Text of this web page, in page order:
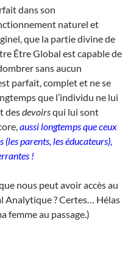
dans son
naturel et
que la partie divine de
Être Global est capable de
sans aucun
parfait, complet et ne se
que l’individu ne lui
desdevoirsqui lui sont
aussi longtemps que ceux
parents, les éducateurs),
!
nous peut avoir accès au
Analytique ? Certes… Hélas
femme au passage.)